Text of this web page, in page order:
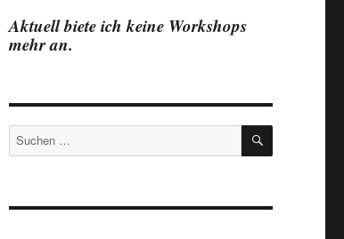
Aktuell biete ich keine Workshops
mehr an.
Suchen
nach:
SUCHEN